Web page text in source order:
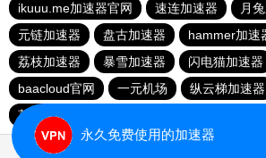
ikuuu.me加速器官网
速连加速器 月
元链加速器
盘古加速器 hammer加速
荔枝加速器
暴雪加速器 闪电猫加速器
baacloud官网
一元机场 纵云梯加速器
荔枝加速器
永久免费使用的加速器